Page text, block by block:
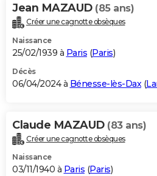
Jean MAZAUD (85 ans)
Créer une cagnotte obsèques
Naissance
25/02/1939 à Paris (Paris)
Décès
06/04/2024 à Bénesse-lès-Dax (
Claude MAZAUD (83 ans)
Créer une cagnotte obsèques
Naissance
03/11/1940 à Paris (Paris)